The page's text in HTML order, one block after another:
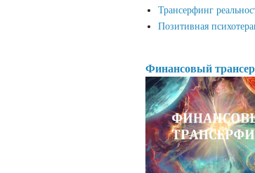
Трансерфинг
Позитивная
Финансовый